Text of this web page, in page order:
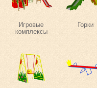
Игровые
комплексы
Горки